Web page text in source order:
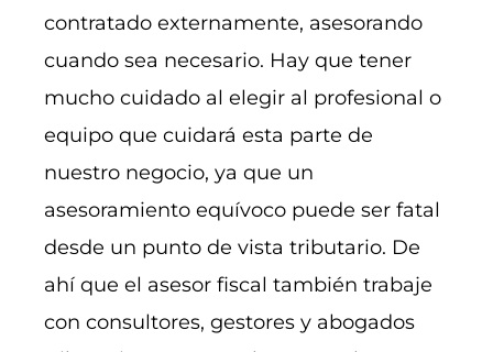
contratado externamente, asesorando
cuando sea necesario. Hay que tener
mucho cuidado al elegir al profesional o
equipo que cuidará esta parte de
nuestro negocio, ya que un
asesoramiento equívoco puede ser fatal
desde un punto de vista tributario. De
ahí que el asesor fiscal también trabaje
con consultores, gestores y abogados